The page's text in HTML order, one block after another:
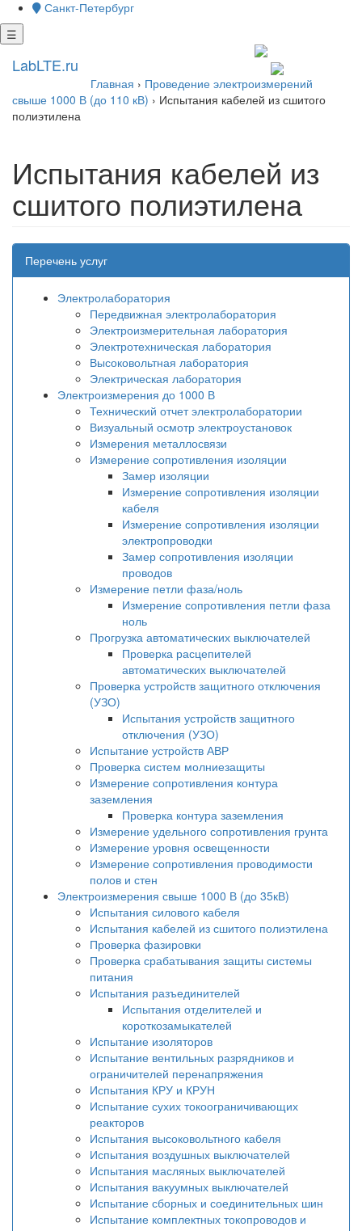
Санкт-Петербург
☰
LabLTE.ru
Главная › Проведение электроизмерений
свыше 1000 В (до 110 кВ) › Испытания кабелей из сшитого
полиэтилена
Испытания кабелей из
сшитого полиэтилена
Перечень услуг
Электролаборатория
Передвижная электролаборатория
Электроизмерительная лаборатория
Электротехническая лаборатория
Высоковольтная лаборатория
Электрическая лаборатория
Электроизмерения до 1000 В
Технический отчет электролаборатории
Визуальный осмотр электроустановок
Измерения металлосвязи
Измерение сопротивления изоляции
Замер изоляции
Измерение сопротивления изоляции
кабеля
Измерение сопротивления изоляции
электропроводки
Замер сопротивления изоляции
проводов
Измерение петли фаза/ноль
Измерение сопротивления петли фаза
ноль
Прогрузка автоматических выключателей
Проверка расцепителей
автоматических выключателей
Проверка устройств защитного отключения
(УЗО)
Испытания устройств защитного
отключения (УЗО)
Испытание устройств АВР
Проверка систем молниезащиты
Измерение сопротивления контура
заземления
Проверка контура заземления
Измерение удельного сопротивления грунта
Измерение уровня освещенности
Измерение сопротивления проводимости
полов и стен
Электроизмерения свыше 1000 В (до 35кВ)
Испытания силового кабеля
Испытания кабелей из сшитого полиэтилена
Проверка фазировки
Проверка срабатывания защиты системы
питания
Испытания разъединителей
Испытания отделителей и
короткозамыкателей
Испытание изоляторов
Испытание вентильных разрядников и
ограничителей перенапряжения
Испытания КРУ и КРУН
Испытание сухих токоограничивающих
реакторов
Испытания высоковольтного кабеля
Испытания воздушных выключателей
Испытания масляных выключателей
Испытания вакуумных выключателей
Испытание сборных и соединительных шин
Испытание комплектных токопроводов и